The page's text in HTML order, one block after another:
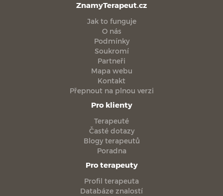
ZnamyTerapeut.cz
Jak to funguje
O nás
Podmínky
Soukromí
Partneři
Mapa webu
Kontakt
Přepnout na plnou verzi
Pro klienty
Terapeuté
Časté dotazy
Blogy terapeutů
Poradna
Pro terapeuty
Profil terapeuta
Databáze znalostí